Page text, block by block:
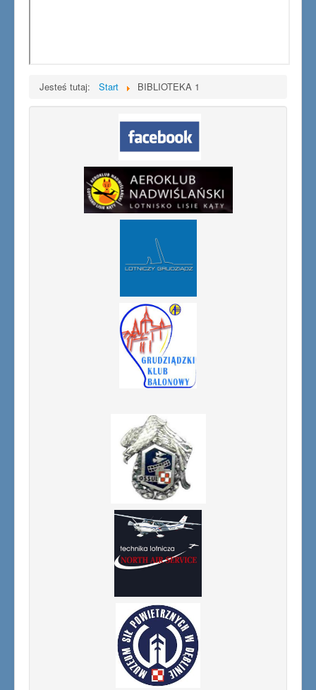
Jesteś tutaj: Start BIBLIOTEKA 1